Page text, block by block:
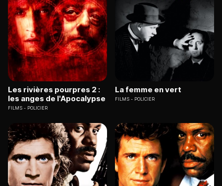
Les rivières pourpres 2 :
les anges de l'Apocalypse
FILMS POLICIER
La femme en vert
FILMS POLICIER